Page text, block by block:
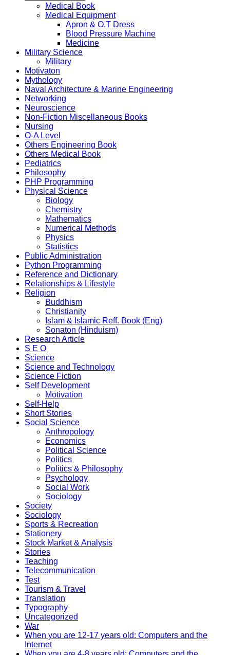
Medical Book
Medical Equipment
Apron & O.T Dress
Blood Pressure Machine
Medicine
Military Science
Military
Motivaton
Mythology
Naval Architecture & Marine Engineering
Networking
Neuroscience
Non-Fiction Miscellaneous Books
Nursing
O-A Level
Others Engineering Book
Others Medical Book
Pediatrics
Philosophy
PHP Programming
Physical Science
Biology
Chemistry
Mathematics
Numerical Methods
Physics
Statistics
Public Administration
Python Programming
Reference and Dictionary
Relationships & Lifestyle
Religion
Buddhism
Christianity
Islam & Islamic Reff. Book (Eng)
Sonaton (Hinduism)
Research Article
S E O
Science
Science and Technology
Science Fiction
Self Development
Motivation
Self-Help
Short Stories
Social Science
Anthropology
Economics
Political Science
Politics
Politics & Philosophy
Psychology
Social Work
Sociology
Society
Sociology
Sports & Recreation
Stationery
Stock Market & Analysis
Stories
Teaching
Telecommunication
Test
Tourism & Travel
Translation
Typography
Uncategorized
War
When you are 12-17 years old: Computers and the
Internet